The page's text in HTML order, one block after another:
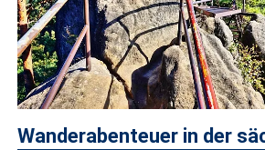
Wanderabenteuer in der